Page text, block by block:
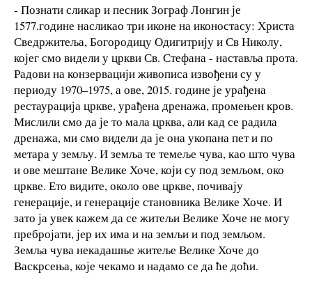
- Познати сликар и песник Зограф Лонгин је
1577.године насликао три иконе на иконостасу: Христа
Сведржитеља, Богородицу Одигитрију и Св Николу,
којег смо видели у цркви Св. Стефана - наставља прота.
Радови на конзервацији живописа извођени су у
периоду 1970–1975, а ове, 2015. године је урађена
рестаурација цркве, урађена дренажа, промењен кров.
Мислили смо да је то мала црква, али кад се радила
дренажа, ми смо видели да је она укопана пет и по
метара у земљу. И земља те темеље чува, као што чува
и ове мештане Велике Хоче, који су под земљом, око
цркве. Ето видите, около ове цркве, почивају
генерације, и генерације становника Велике Хоче. И
зато ја увек кажем да се житељи Велике Хоче не могу
пребројати, јер их има и на земљи и под земљом.
Земља чува некадашње житеље Велике Хоче до
Васкрсења, које чекамо и надамо се да ће доћи.